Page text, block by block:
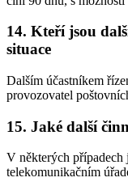
14. Kteří jsou
situace
Dalším účastníkem
provozovatel
15. Jaké další
V některých případech
telekomunikačním